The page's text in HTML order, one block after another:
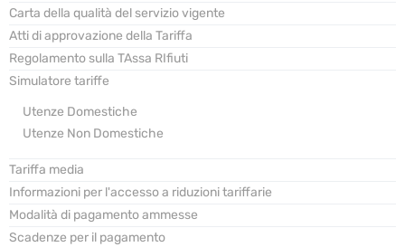
Carta della qualità del servizio vigente
Atti di approvazione della Tariffa
Regolamento sulla TAssa RIfiuti
Simulatore tariffe
Utenze Domestiche
Utenze Non Domestiche
Tariffa media
Informazioni per l'accesso a riduzioni tariffarie
Modalità di pagamento ammesse
Scadenze per il pagamento